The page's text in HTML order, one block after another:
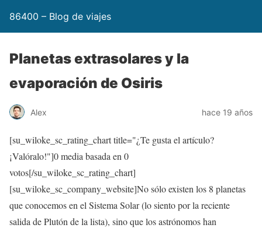
86400 – Blog de viajes
Planetas extrasolares y la
evaporación de Osiris
Alex hace 19 años
[su_wiloke_sc_rating_chart title="¿Te gusta el artículo?
¡Valóralo!"]0media basada en 0
votos[/su_wiloke_sc_rating_chart]
[su_wiloke_sc_company_website]No sólo existen los 8 planetas
que conocemos en el Sistema Solar (lo siento por la reciente
salida de Plutón de la lista), sino que los astrónomos han